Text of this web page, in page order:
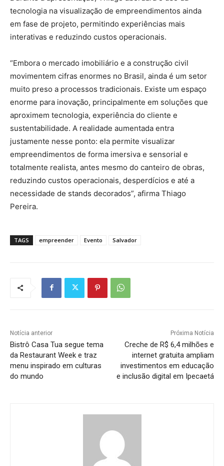
tecnologia na visualização de empreendimentos ainda
em fase de projeto, permitindo experiências mais
interativas e reduzindo custos operacionais.
“Embora o mercado imobiliário e a construção civil
movimentem cifras enormes no Brasil, ainda é um setor
muito preso a processos tradicionais. Existe um espaço
enorme para inovação, principalmente em soluções que
aproximem tecnologia, experiência do cliente e
sustentabilidade. A realidade aumentada entra
justamente nesse ponto: ela permite visualizar
empreendimentos de forma imersiva e sensorial e
totalmente realista, antes mesmo do canteiro de obras,
reduzindo custos operacionais, desperdícios e até a
necessidade de stands decorados”, afirma Thiago
Pereira.
TAGS empreender Evento Salvador
Notícia anterior
Bistrô Casa Tua segue tema
da Restaurant Week e traz
menu inspirado em culturas
do mundo
Próxima Notícia
Creche de R$ 6,4 milhões e
internet gratuita ampliam
investimentos em educação
e inclusão digital em Ipecaetá